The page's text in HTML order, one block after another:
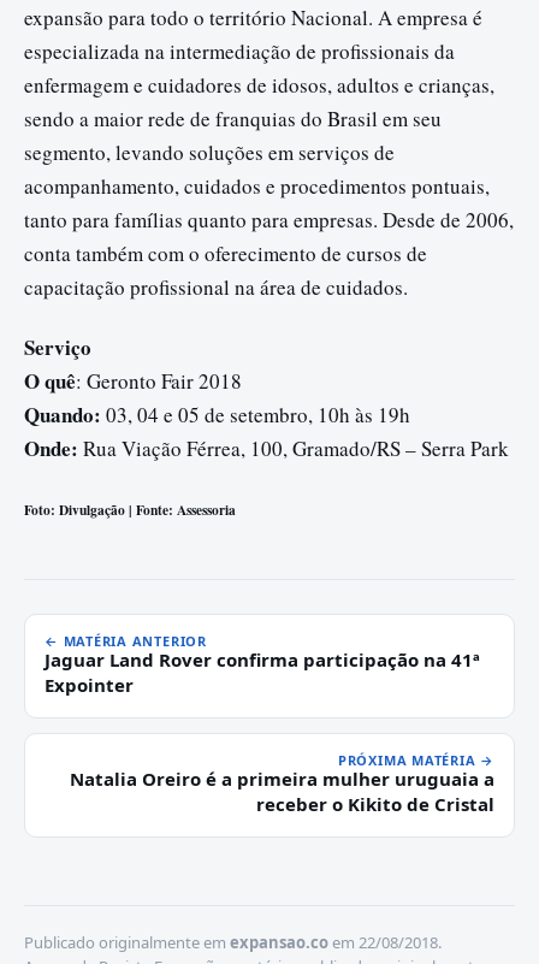
expansão para todo o território Nacional. A empresa é
especializada na intermediação de profissionais da
enfermagem e cuidadores de idosos, adultos e crianças,
sendo a maior rede de franquias do Brasil em seu
segmento, levando soluções em serviços de
acompanhamento, cuidados e procedimentos pontuais,
tanto para famílias quanto para empresas. Desde de 2006,
conta também com o oferecimento de cursos de
capacitação profissional na área de cuidados.
Serviço
O quê: Geronto Fair 2018
Quando: 03, 04 e 05 de setembro, 10h às 19h
Onde: Rua Viação Férrea, 100, Gramado/RS – Serra Park
Foto: Divulgação | Fonte: Assessoria
← MATÉRIA ANTERIOR
Jaguar Land Rover confirma participação na 41ª
Expointer
PRÓXIMA MATÉRIA →
Natalia Oreiro é a primeira mulher uruguaia a
receber o Kikito de Cristal
Publicado originalmente em expansao.coem 22/08/2018.